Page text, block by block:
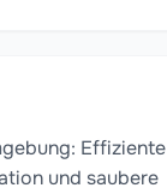
Effiziente
und saubere